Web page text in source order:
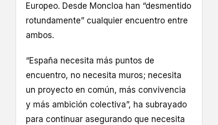
Europeo. Desde Moncloa han “desmentido
rotundamente” cualquier encuentro entre
ambos.
“España necesita más puntos de
encuentro, no necesita muros; necesita
un proyecto en común, más convivencia
y más ambición colectiva”, ha subrayado
para continuar asegurando que necesita